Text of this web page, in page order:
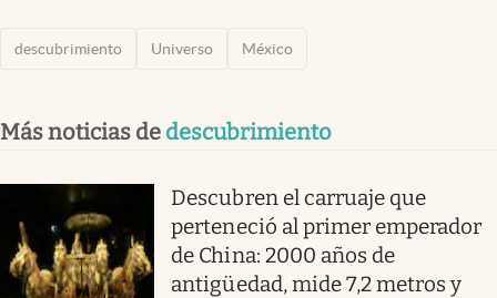
descubrimiento Universo México
Más noticias de descubrimiento
Descubren el carruaje que
perteneció al primer emperador
de China: 2000 años de
antigüedad, mide 7,2 metros y